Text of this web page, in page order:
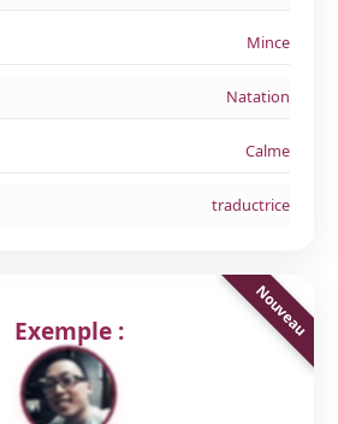
Mince
Natation
Calme
traductrice
Exemple :